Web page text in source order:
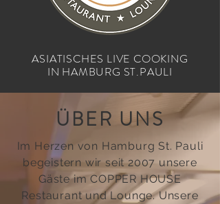
ASIATISCHES LIVE COOKING
IN HAMBURG ST.PAULI
ÜBER UNS
Im Herzen von Hamburg St. Pauli
begeistern wir seit 2007 unsere
Gäste im COPPER HOUSE
Restaurant und Lounge. Unsere